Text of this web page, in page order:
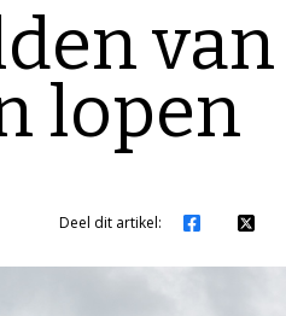
van
lopen
Deel dit artikel: